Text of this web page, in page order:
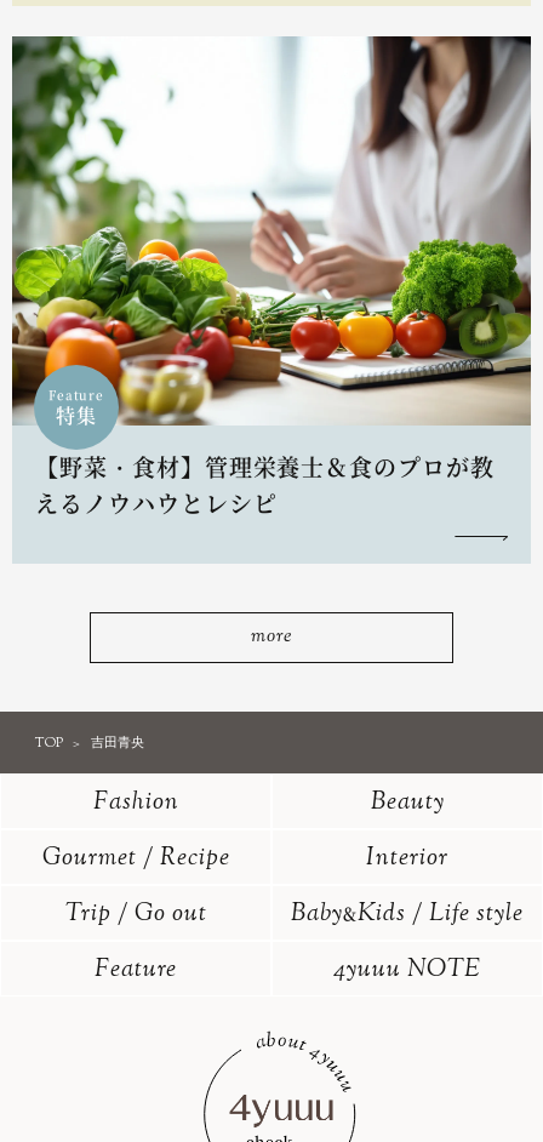
Feature
特集
【野菜・食材】管理栄養士＆食のプロが教
えるノウハウとレシピ
more
TOP 吉田青央
Fashion
Beauty
Gourmet / Recipe
Interior
Trip / Go out
Baby&Kids / Life style
Feature
4yuuu NOTE